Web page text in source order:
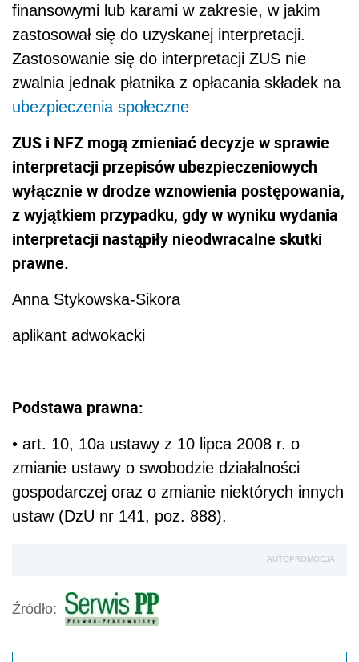
finansowymi lub karami w zakresie, w jakim
zastosował się do uzyskanej interpretacji.
Zastosowanie się do interpretacji ZUS nie
zwalnia jednak płatnika z opłacania składek na
ubezpieczenia społeczne
ZUS i NFZ mogą zmieniać decyzje w sprawie
interpretacji przepisów ubezpieczeniowych
wyłącznie w drodze wznowienia postępowania,
z wyjątkiem przypadku, gdy w wyniku wydania
interpretacji nastąpiły nieodwracalne skutki
prawne.
Anna Stykowska-Sikora
aplikant adwokacki
Podstawa prawna:
• art. 10, 10a ustawy z 10 lipca 2008 r. o
zmianie ustawy o swobodzie działalności
gospodarczej oraz o zmianie niektórych innych
ustaw (DzU nr 141, poz. 888).
AUTOPROMOCJA
Źródło: